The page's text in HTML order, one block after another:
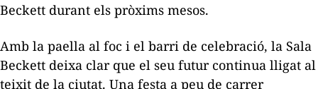
Beckett durant els pròxims mesos.
Amb la paella al foc i el barri de celebració, la Sala
Beckett deixa clar que el seu futur continua lligat al
teixit de la ciutat. Una festa a peu de carrer